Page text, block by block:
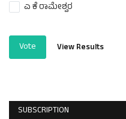
ಎ ಕೆ ರಾಮೇಶ್ವರ
Vote View Results
SUBSCRIPTION